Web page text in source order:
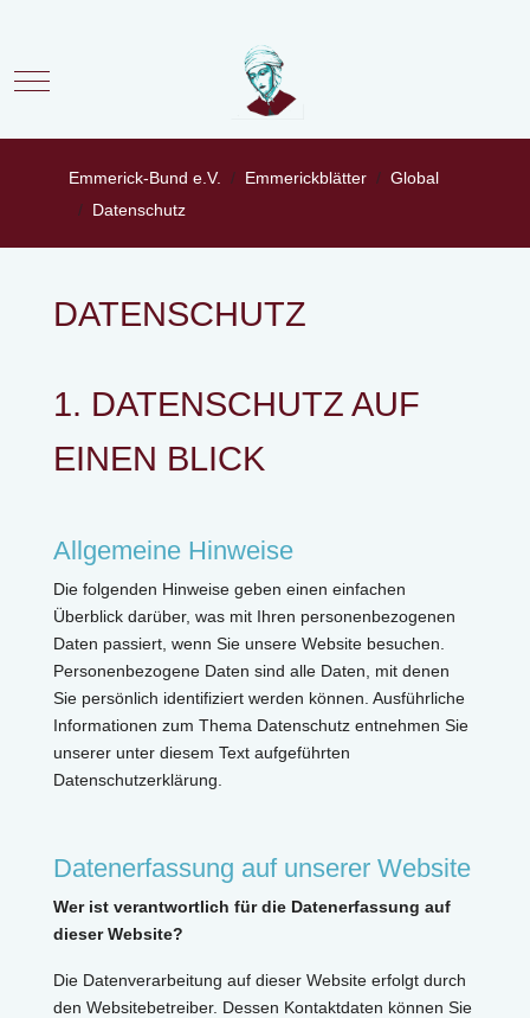
Mobile Menu Toggle
Emmerick-Bund e.V. Emmerickblätter
Global
Datenschutz
DATENSCHUTZ
1. DATENSCHUTZ AUF
EINEN BLICK
Allgemeine Hinweise
Die folgenden Hinweise geben einen einfachen
Überblick darüber, was mit Ihren personenbezogenen
Daten passiert, wenn Sie unsere Website besuchen.
Personenbezogene Daten sind alle Daten, mit denen
Sie persönlich identifiziert werden können. Ausführliche
Informationen zum Thema Datenschutz entnehmen Sie
unserer unter diesem Text aufgeführten
Datenschutzerklärung.
Datenerfassung auf unserer Website
Wer ist verantwortlich für die Datenerfassung auf
dieser Website?
Die Datenverarbeitung auf dieser Website erfolgt durch
den Websitebetreiber. Dessen Kontaktdaten können Sie